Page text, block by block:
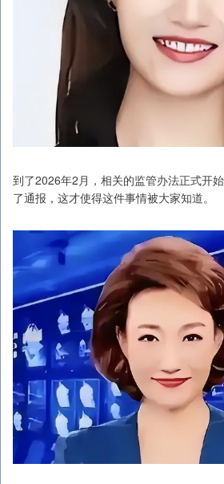
到了2026年2月，相关的监管办法正式开
了通报，这才使得这件事情被大家知道。